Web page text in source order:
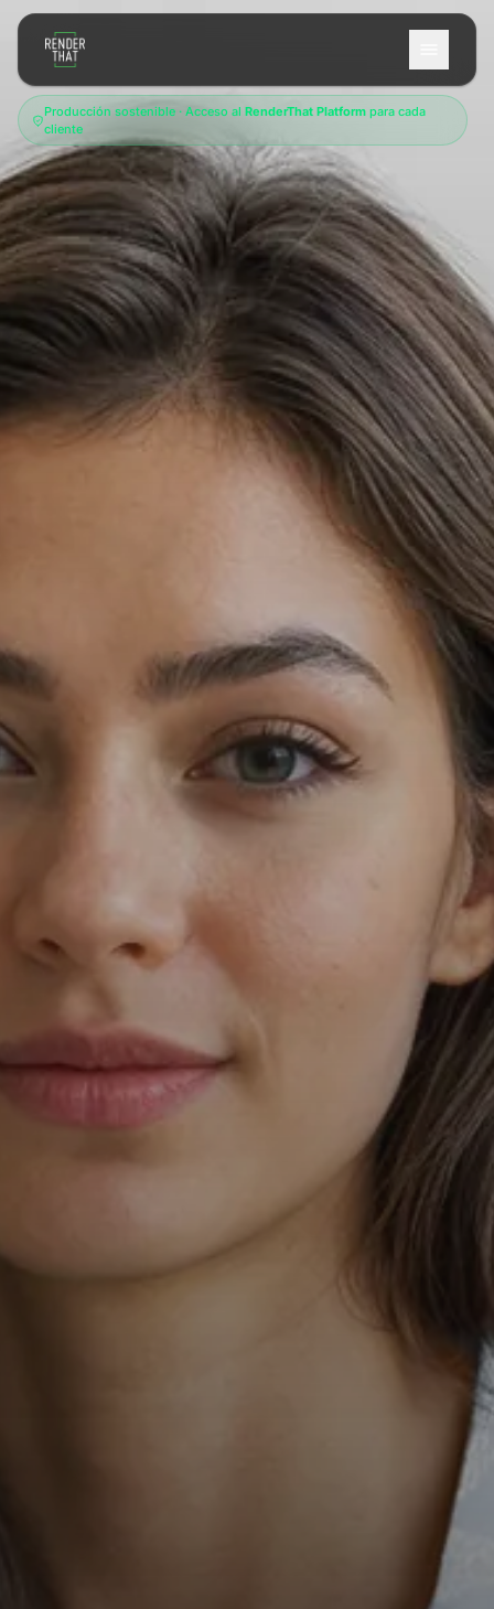
Saltar al contenido principal
Producción sostenible · Acceso al RenderThat Platformpara cada
cliente